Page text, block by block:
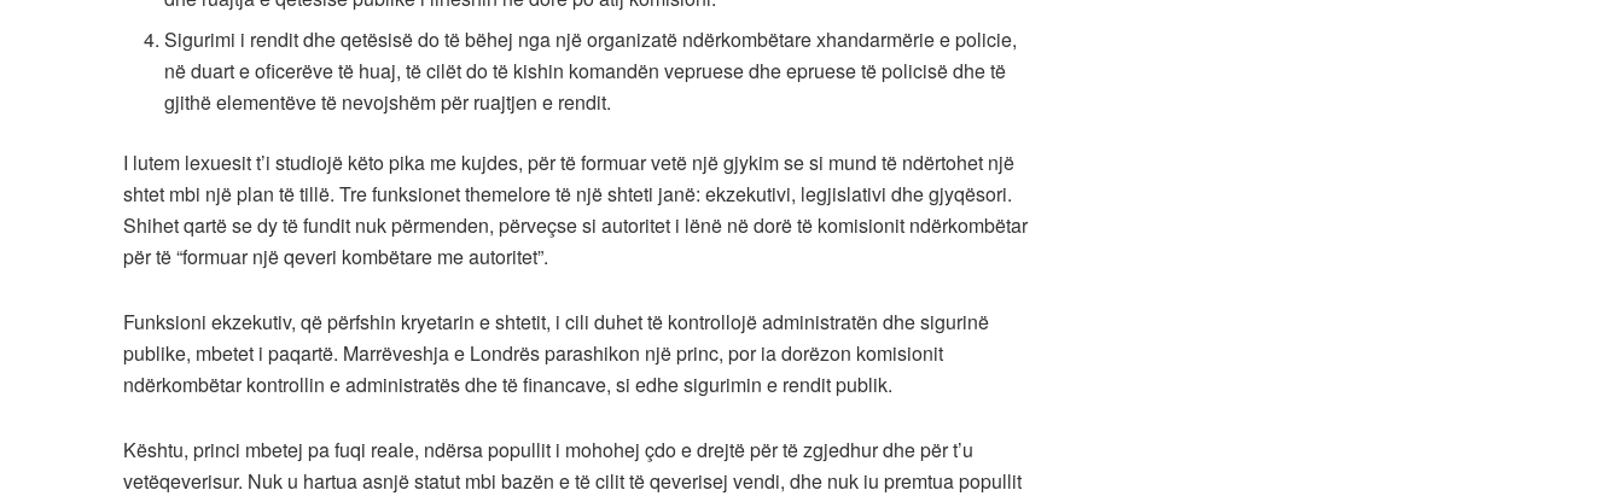
Sigurimi i rendit dhe qetësisë do të bëhej nga një organizatë ndërkombëtare xhandarmërie e policie,
në duart e oficerëve të huaj, të cilët do të kishin komandën vepruese dhe epruese të policisë dhe të
gjithë elementëve të nevojshëm për ruajtjen e rendit.
I lutem lexuesit t’i studiojë këto pika me kujdes, për të formuar vetë një gjykim se si mund të ndërtohet një
shtet mbi një plan të tillë. Tre funksionet themelore të një shteti janë: ekzekutivi, legjislativi dhe gjyqësori.
Shihet qartë se dy të fundit nuk përmenden, përveçse si autoritet i lënë në dorë të komisionit ndërkombëtar
për të “formuar një qeveri kombëtare me autoritet”.
Funksioni ekzekutiv, që përfshin kryetarin e shtetit, i cili duhet të kontrollojë administratën dhe sigurinë
publike, mbetet i paqartë. Marrëveshja e Londrës parashikon një princ, por ia dorëzon komisionit
ndërkombëtar kontrollin e administratës dhe të financave, si edhe sigurimin e rendit publik.
Kështu, princi mbetej pa fuqi reale, ndërsa popullit i mohohej çdo e drejtë për të zgjedhur dhe për t’u
vetëqeverisur. Nuk u hartua asnjë statut mbi bazën e të cilit të qeverisej vendi, dhe nuk iu premtua popullit